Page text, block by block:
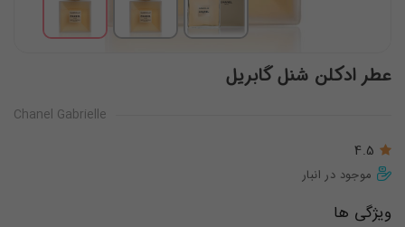
عطر ادکلن شنل گابریل
Chanel Gabrielle
4.5
موجود در انبار
ویژگی ها